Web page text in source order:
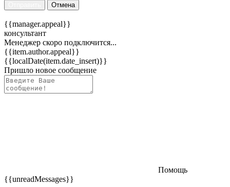
Отмена
{{manager.appeal}}
консультант
Менеджер скоро подключится...
{{item.author.appeal}}
{{localDate(item.date_insert)}}
Пришло новое сообщение
Помощь
{{unreadMessages}}